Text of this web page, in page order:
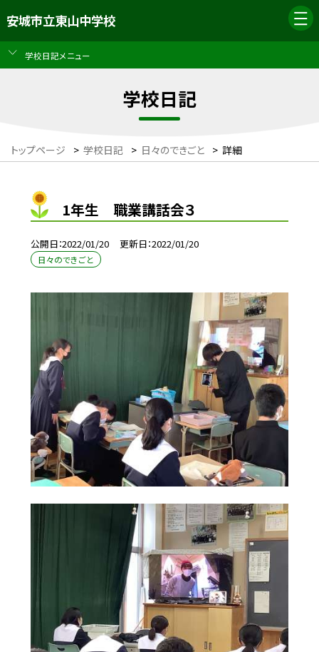
安城市立東山中学校
学校日記メニュー
学校日記
トップページ > 学校日記 > 日々のできごと > 詳細
1年生 職業講話会３
公開日 2022/01/20 更新日 2022/01/20
日々のできごと